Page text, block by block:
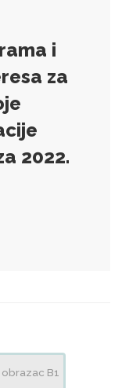
i
za
2022.
obrazac B1